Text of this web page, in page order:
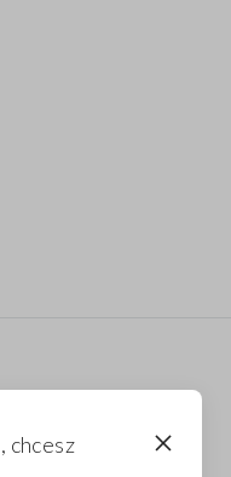
10% zniżki.
chcesz